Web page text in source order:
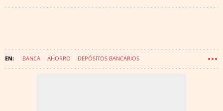
BANCA AHORRO DEPÓSITOS BANCARIOS